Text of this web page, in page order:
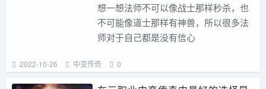
想一想法师不可以像战士那样秒杀，也
不可能像道士那样有神兽，所以很多法
师对于自己都是没有信心
2022-10-26 中变传奇 0